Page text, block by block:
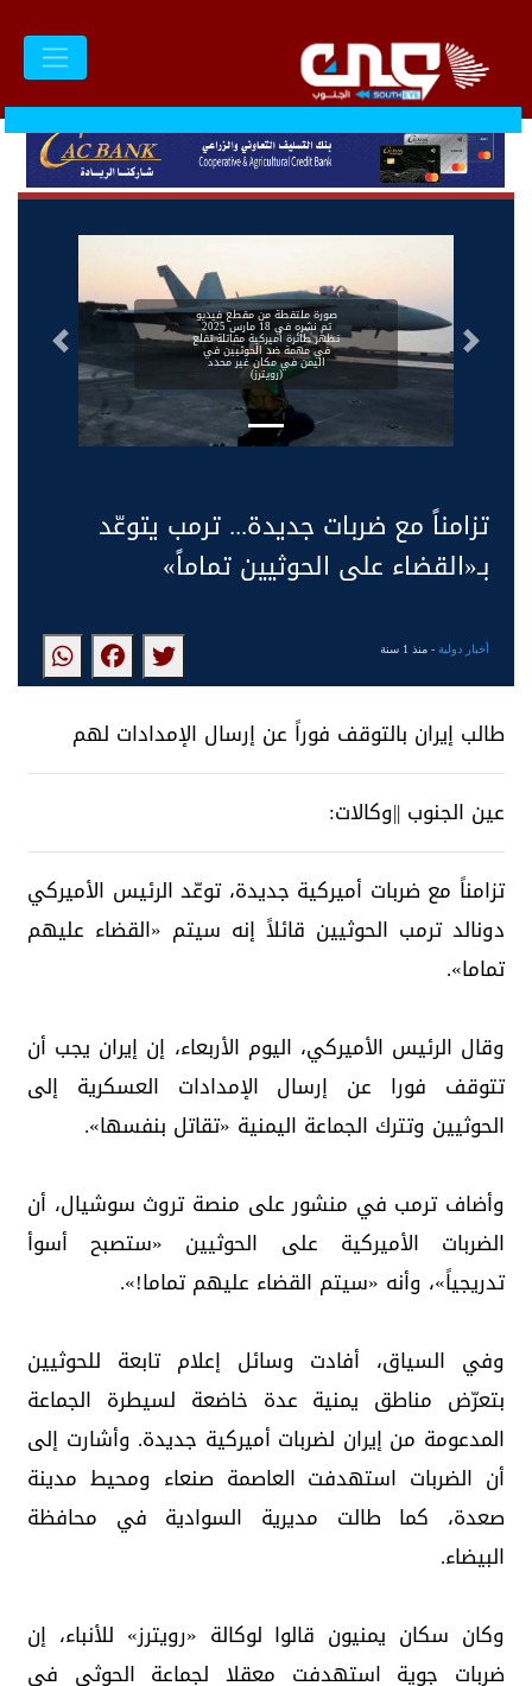
صورة ملتقطة من مقطع فيديو
تم نشره في 18 مارس 2025
تظهر طائرة أميركية مقاتلة تقلع
في مهمة ضد الحوثيين في
اليمن في مكان غير محدد
(رويترز)
التالى السابق
تزامناً مع ضربات جديدة... ترمب يتوعّد
بـ«القضاء على الحوثيين تماماً»
أخبار دولية- منذ 1 سنة
طالب إيران بالتوقف فوراً عن إرسال الإمدادات لهم
عين الجنوب ||وكالات:
تزامناً مع ضربات أميركية جديدة، توعّد الرئيس الأميركي
دونالد ترمب الحوثيين قائلاً إنه سيتم «القضاء عليهم
تماما».
وقال الرئيس الأميركي، اليوم الأربعاء، إن إيران يجب أن
تتوقف فورا عن إرسال الإمدادات العسكرية إلى
الحوثيين وتترك الجماعة اليمنية «تقاتل بنفسها».
وأضاف ترمب في منشور على منصة تروث سوشيال، أن
الضربات الأميركية على الحوثيين «ستصبح أسوأ
تدريجياً»، وأنه «سيتم القضاء عليهم تماما!».
وفي السياق، أفادت وسائل إعلام تابعة للحوثيين
بتعرّض مناطق يمنية عدة خاضعة لسيطرة الجماعة
المدعومة من إيران لضربات أميركية جديدة. وأشارت إلى
أن الضربات استهدفت العاصمة صنعاء ومحيط مدينة
صعدة، كما طالت مديرية السوادية في محافظة
البيضاء.
وكان سكان يمنيون قالوا لوكالة «رويترز» للأنباء، إن
ضربات جوية استهدفت معقلا لجماعة الحوثي في